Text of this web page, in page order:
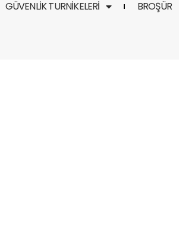
GÜVENLIK TURNIKELERI BROŞÜR